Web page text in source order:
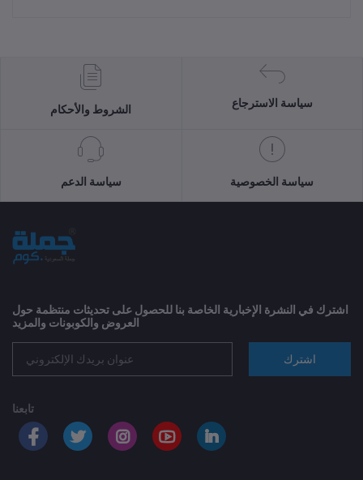
الشروط والأحكام
سياسة الاسترجاع
سياسة الدعم سياسة الخصوصية
اشترك في النشرة الإخبارية الخاصة بنا للحصول على تحديثات منتظمة حول
العروض والكوبونات والمزيد
اشترك
تابعنا